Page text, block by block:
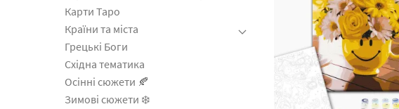
Карти Таро
Країни та міста
Грецькі Боги
Східна тематика
Осінні сюжети 🍂
Зимові сюжети ❄️